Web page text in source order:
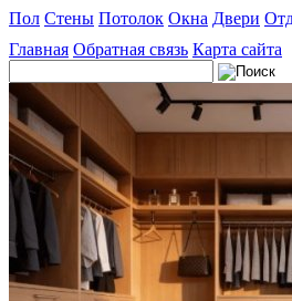
Пол Стены Потолок Окна Двери
Главная Обратная связь Карта сайта